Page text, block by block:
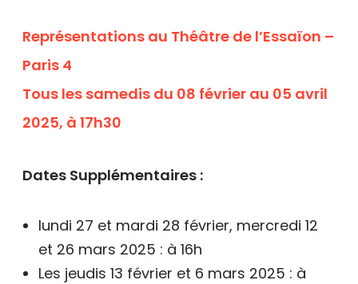
Représentations au Théâtre de l’Essaïon –
Paris 4
Tous les samedis du 08 février au 05 avril
2025, à 17h30
Dates Supplémentaires :
lundi 27 et mardi 28 février, mercredi 12
et 26 mars 2025 : à 16h
Les jeudis 13 février et 6 mars 2025 : à